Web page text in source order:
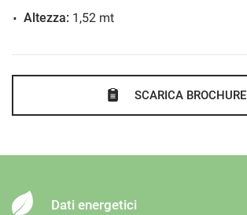
Climatronic 3 zone
Controllo trazione
DAB (Digital Audio Broadcasting)
Drive Profile
Altezza: 1,52 mt
SCARICA BROCHURE
Dati energetici